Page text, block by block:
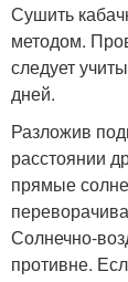
Сушить
методом.
следует
дней.
Разложив
расстоянии
прямые
Солнечно-
противне.